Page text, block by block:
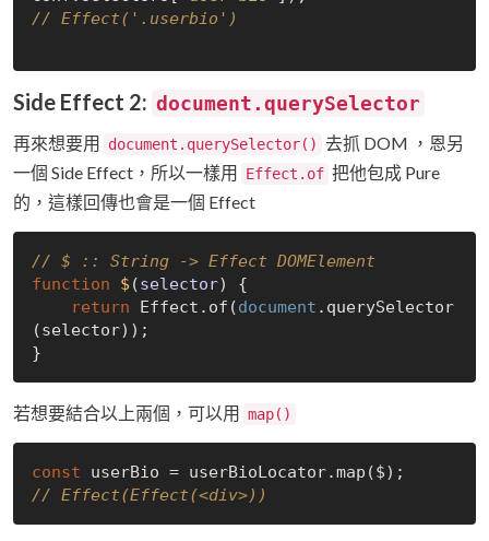
// Effect('.userbio')
Side Effect 2: document.querySelector
再來想要用 document.querySelector() 去抓 DOM ，恩另
一個 Side Effect，所以一樣用 Effect.of 把他包成 Pure
的，這樣回傳也會是一個 Effect
// $ :: String -> Effect DOMElement
function
$ (selector) {
return Effect.of(document .querySelector
(selector));
若想要結合以上兩個，可以用 map()
const
// Effect(Effect(<div>))